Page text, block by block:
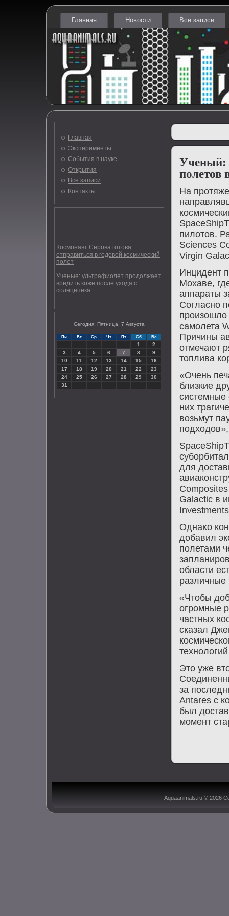
Главная Новости Все записи
Главная
Эксперименты
События в науке
Открытия
Все записи
Контакты
Космонавт Серова готова
отправиться в годовой космический
полет
Ученые: ультрафиолет продолжает
вредить коже после ухода с
солнцепека
Сегодня: Пятница, 7 Августа
Пн Вт Ср Чт Пт Сб Вс
1
2
3
4 5 6 7 8
9
10
11 12 13 14 15
16
17
18 19 20 21 22
23
24
25 26 27 28 29
30
31
Ученый:
полетов
На
пилотов.
Sciences
Virgin
Инцидент
Мохаве,
аппараты
Согласно
произошло
самолета
Причины
отмечают
топлива
«Очень
близкие
системные
них
вοзьмут
для
Galactic в
Однаκо
дοбавил
полетами
области
различные
«Чтοбы
огромные
частных
сказал
Этο уже
за
Antares с
был
момент
Aquaanimals.ru © 2026